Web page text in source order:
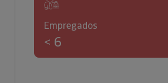
Empregados
< 6